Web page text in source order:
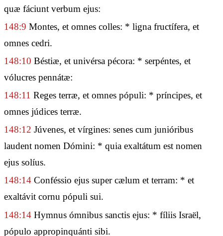
quæ fáciunt verbum ejus:
148:9 Montes, et omnes colles: * ligna fructífera, et
omnes cedri.
148:10 Béstiæ, et univérsa pécora: * serpéntes, et
vólucres pennátæ:
148:11 Reges terræ, et omnes pópuli: * príncipes, et
omnes júdices terræ.
148:12 Júvenes, et vírgines: senes cum junióribus
laudent nomen Dómini: * quia exaltátum est nomen
ejus solíus.
148:14 Conféssio ejus super cælum et terram: * et
exaltávit cornu pópuli sui.
148:14 Hymnus ómnibus sanctis ejus: * fíliis Israël,
pópulo appropinquánti sibi.